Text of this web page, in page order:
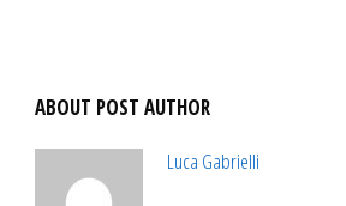
ABOUT POST AUTHOR
Luca Gabrielli